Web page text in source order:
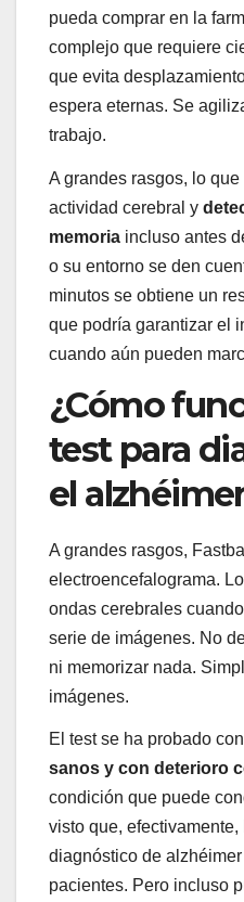
pueda comprar en la
complejo que requiere
que evita
espera eternas. Se
trabajo.
A grandes rasgos, lo
actividad cerebral y
memoria incluso antes
o su entorno se den
minutos se obtiene un
que podría garantizar el
cuando aún pueden
¿Cómo
test para
el
A grandes rasgos,
electroencefalograma.
ondas cerebrales
serie de imágenes. No
ni memorizar nada.
imágenes.
El test se ha probado con
sanos y con deterioro
condición que puede
visto que,
diagnóstico de
pacientes. Pero incluso